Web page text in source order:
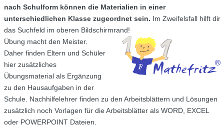
nach Schulform können die Materialien in einer
unterschiedlichen Klasse zugeordnet sein. Im Zweifelsfall hilft dir
das Suchfeld im oberen Bildschirmrand!
Übung macht den Meister.
Daher finden Eltern und Schüler
hier zusätzliches
Übungsmaterial als Ergänzung
zu den Hausaufgaben in der
Schule. Nachhilfelehrer finden zu den Arbeitsblättern und Lösungen
zusätzlich noch Vorlagen für die Arbeitsblätter als WORD, EXCEL
oder POWERPOINT Dateien.